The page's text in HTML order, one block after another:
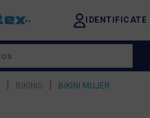
IDENTIFICATE
| BIKINIS |
BIKINI MUJER